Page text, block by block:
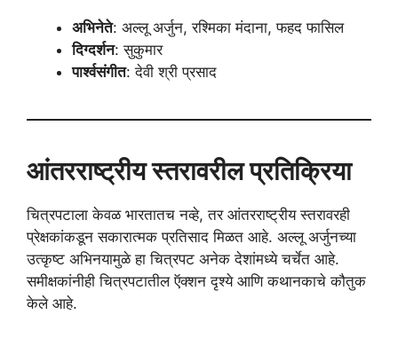
अभिनेते: अल्लू अर्जुन, रश्मिका मंदाना, फहद फासिल
दिग्दर्शन: सुकुमार
पार्श्वसंगीत: देवी श्री प्रसाद
आंतरराष्ट्रीय स्तरावरील प्रतिक्रिया
चित्रपटाला केवळ भारतातच नव्हे, तर आंतरराष्ट्रीय स्तरावरही
प्रेक्षकांकडून सकारात्मक प्रतिसाद मिळत आहे. अल्लू अर्जुनच्या
उत्कृष्ट अभिनयामुळे हा चित्रपट अनेक देशांमध्ये चर्चेत आहे.
समीक्षकांनीही चित्रपटातील ऍक्शन दृश्ये आणि कथानकाचे कौतुक
केले आहे.